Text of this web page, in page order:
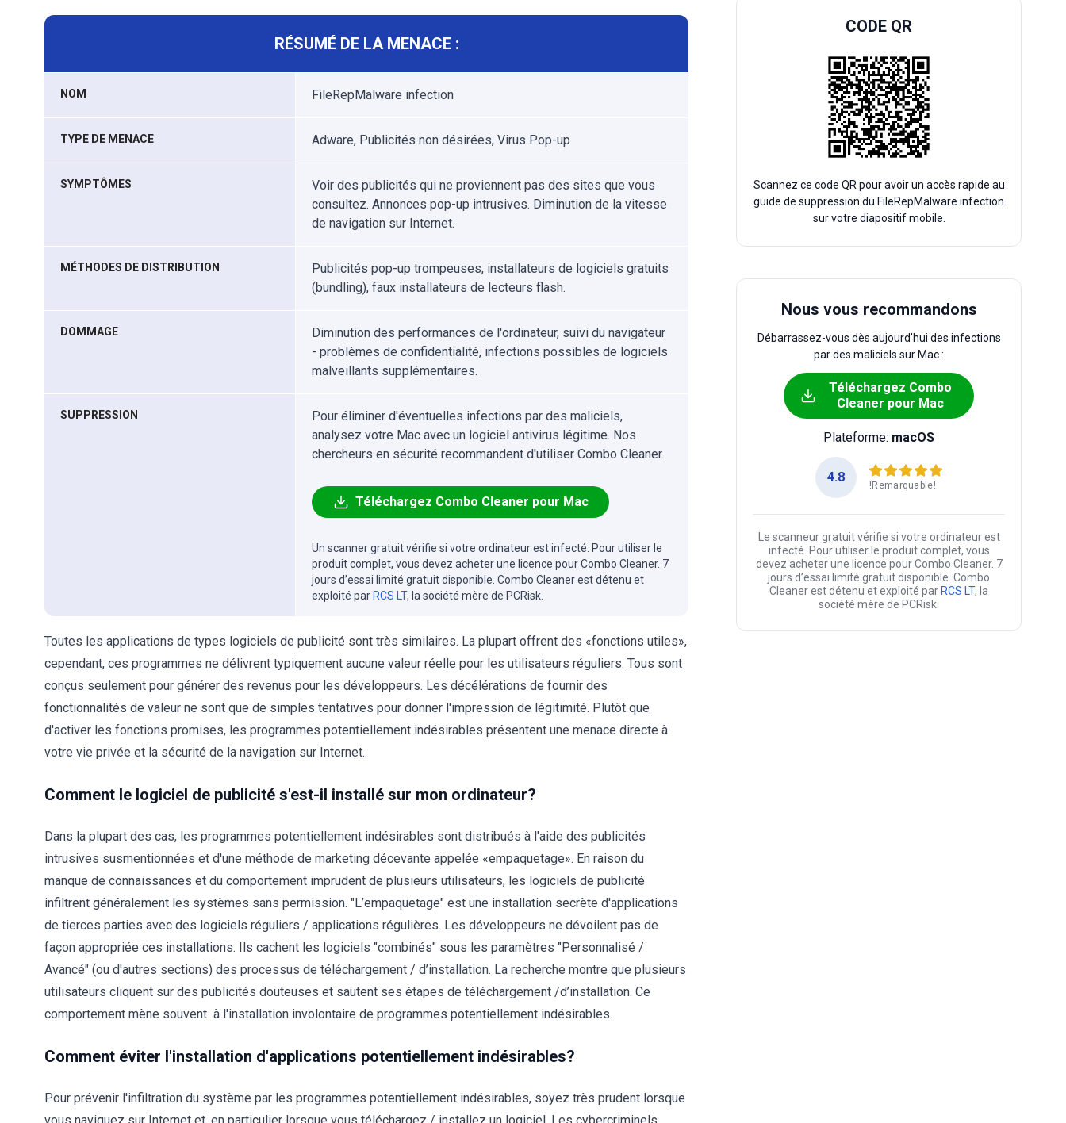
RÉSUMÉ DE LA MENACE :
NOM FileRepMalware infection
TYPE DE MENACE Adware, Publicités non désirées, Virus Pop-up
SYMPTÔMES
Voir des publicités qui ne proviennent pas des sites que vous
consultez. Annonces pop-up intrusives. Diminution de la vitesse
de navigation sur Internet.
MÉTHODES DE DISTRIBUTION
Publicités pop-up trompeuses, installateurs de logiciels gratuits
(bundling), faux installateurs de lecteurs flash.
DOMMAGE
Diminution des performances de l'ordinateur, suivi du navigateur
- problèmes de confidentialité, infections possibles de logiciels
malveillants supplémentaires.
SUPPRESSION
Pour éliminer d'éventuelles infections par des maliciels,
analysez votre Mac avec un logiciel antivirus légitime. Nos
chercheurs en sécurité recommandent d'utiliser Combo Cleaner.
Téléchargez Combo Cleaner pour Mac
Un scanner gratuit vérifie si votre ordinateur est infecté. Pour utiliser le
produit complet, vous devez acheter une licence pour Combo Cleaner. 7
jours d’essai limité gratuit disponible. Combo Cleaner est détenu et
exploité par RCS LT, la société mère de PCRisk.
Toutes les applications de types logiciels de publicité sont très similaires. La plupart offrent des «fonctions utiles»,
cependant, ces programmes ne délivrent typiquement aucune valeur réelle pour les utilisateurs réguliers. Tous sont
conçus seulement pour générer des revenus pour les développeurs. Les décélérations de fournir des
fonctionnalités de valeur ne sont que de simples tentatives pour donner l'impression de légitimité. Plutôt que
d'activer les fonctions promises, les programmes potentiellement indésirables présentent une menace directe à
votre vie privée et la sécurité de la navigation sur Internet.
Comment le logiciel de publicité s'est-il installé sur mon ordinateur?
Dans la plupart des cas, les programmes potentiellement indésirables sont distribués à l'aide des publicités
intrusives susmentionnées et d'une méthode de marketing décevante appelée «empaquetage». En raison du
manque de connaissances et du comportement imprudent de plusieurs utilisateurs, les logiciels de publicité
infiltrent généralement les systèmes sans permission. "L’empaquetage" est une installation secrète d'applications
de tierces parties avec des logiciels réguliers / applications régulières. Les développeurs ne dévoilent pas de
façon appropriée ces installations. Ils cachent les logiciels "combinés" sous les paramètres "Personnalisé /
Avancé" (ou d'autres sections) des processus de téléchargement / d’installation. La recherche montre que plusieurs
utilisateurs cliquent sur des publicités douteuses et sautent ses étapes de téléchargement /d’installation. Ce
comportement mène souvent à l'installation involontaire de programmes potentiellement indésirables.
Comment éviter l'installation d'applications potentiellement indésirables?
Pour prévenir l'infiltration du système par les programmes potentiellement indésirables, soyez très prudent lorsque
CODE QR
Scannez ce code QR pour avoir un accès rapide au
guide de suppression du FileRepMalware infection
sur votre diapositif mobile.
Nous vous recommandons
Débarrassez-vous dès aujourd'hui des infections
par des maliciels sur Mac :
Téléchargez Combo
Cleaner pour Mac
Plateforme: macOS
4.8
!Remarquable!
Le scanneur gratuit vérifie si votre ordinateur est
infecté. Pour utiliser le produit complet, vous
devez acheter une licence pour Combo Cleaner. 7
jours d’essai limité gratuit disponible. Combo
Cleaner est détenu et exploité par RCS LT, la
société mère de PCRisk.